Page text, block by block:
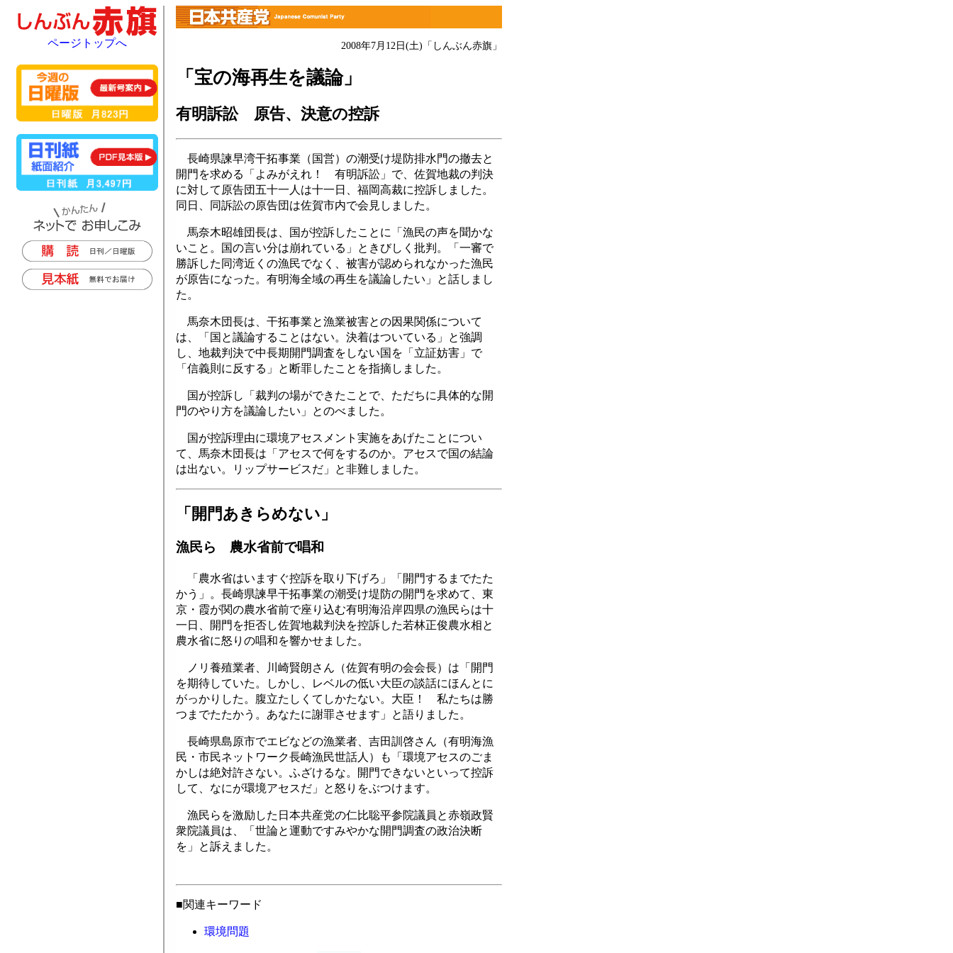
2008年7月12日(土) 「しんぶん赤旗」
「宝の海再生を議論」
有明訴訟 原告、決意の控訴
長崎県諫早湾干拓事業（国営）の潮受け堤防排水門の撤去と
開門を求める「よみがえれ！ 有明訴訟」で、佐賀地裁の判決
に対して原告団五十一人は十一日、福岡高裁に控訴しました。
同日、同訴訟の原告団は佐賀市内で会見しました。
馬奈木昭雄団長は、国が控訴したことに「漁民の声を聞かな
いこと。国の言い分は崩れている」ときびしく批判。「一審で
勝訴した同湾近くの漁民でなく、被害が認められなかった漁民
が原告になった。有明海全域の再生を議論したい」と話しまし
た。
馬奈木団長は、干拓事業と漁業被害との因果関係について
は、「国と議論することはない。決着はついている」と強調
し、地裁判決で中長期開門調査をしない国を「立証妨害」で
「信義則に反する」と断罪したことを指摘しました。
国が控訴し「裁判の場ができたことで、ただちに具体的な開
門のやり方を議論したい」とのべました。
国が控訴理由に環境アセスメント実施をあげたことについ
て、馬奈木団長は「アセスで何をするのか。アセスで国の結論
は出ない。リップサービスだ」と非難しました。
「開門あきらめない」
漁民ら 農水省前で唱和
「農水省はいますぐ控訴を取り下げろ」「開門するまでたた
かう」。長崎県諫早干拓事業の潮受け堤防の開門を求めて、東
京・霞が関の農水省前で座り込む有明海沿岸四県の漁民らは十
一日、開門を拒否し佐賀地裁判決を控訴した若林正俊農水相と
農水省に怒りの唱和を響かせました。
ノリ養殖業者、川崎賢朗さん（佐賀有明の会会長）は「開門
を期待していた。しかし、レベルの低い大臣の談話にほんとに
がっかりした。腹立たしくてしかたない。大臣！ 私たちは勝
つまでたたかう。あなたに謝罪させます」と語りました。
長崎県島原市でエビなどの漁業者、吉田訓啓さん（有明海漁
民・市民ネットワーク長崎漁民世話人）も「環境アセスのごま
かしは絶対許さない。ふざけるな。開門できないといって控訴
して、なにが環境アセスだ」と怒りをぶつけます。
漁民らを激励した日本共産党の仁比聡平参院議員と赤嶺政賢
衆院議員は、「世論と運動ですみやかな開門調査の政治決断
を」と訴えました。
■関連キーワード
環境問題
ページトップへ